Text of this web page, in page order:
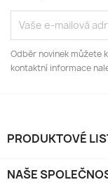
Odběr novinek můžete
kontaktní informace
PRODUKTOVÉ
NAŠE